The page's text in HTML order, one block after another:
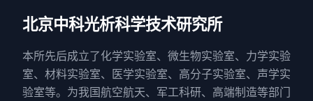
北京中科光析科学技术研究所
本所先后成立了化学实验室、微生物实验室、力学实验
室、材料实验室、医学实验室、高分子实验室、声学实
验室等。为我国航空航天、军工科研、高端制造等部门